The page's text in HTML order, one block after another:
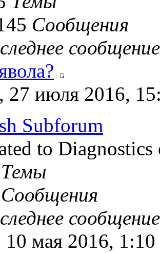
Сообщения
сообщение
27 июля 2016,
Subforum
to
Темы
Сообщения
сообщение
10 мая 2016, 1:10